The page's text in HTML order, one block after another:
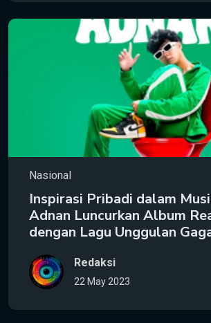
Nasional
Inspirasi Pribadi dalam
Adnan Luncurkan Album
dengan Lagu Unggulan
Redaksi
22 May 2023